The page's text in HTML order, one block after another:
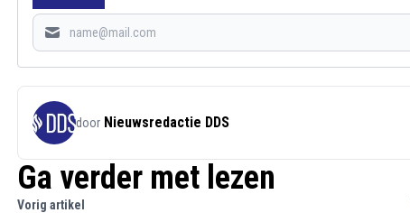
door Nieuwsredactie DDS
Ga verder met lezen
Vorig artikel